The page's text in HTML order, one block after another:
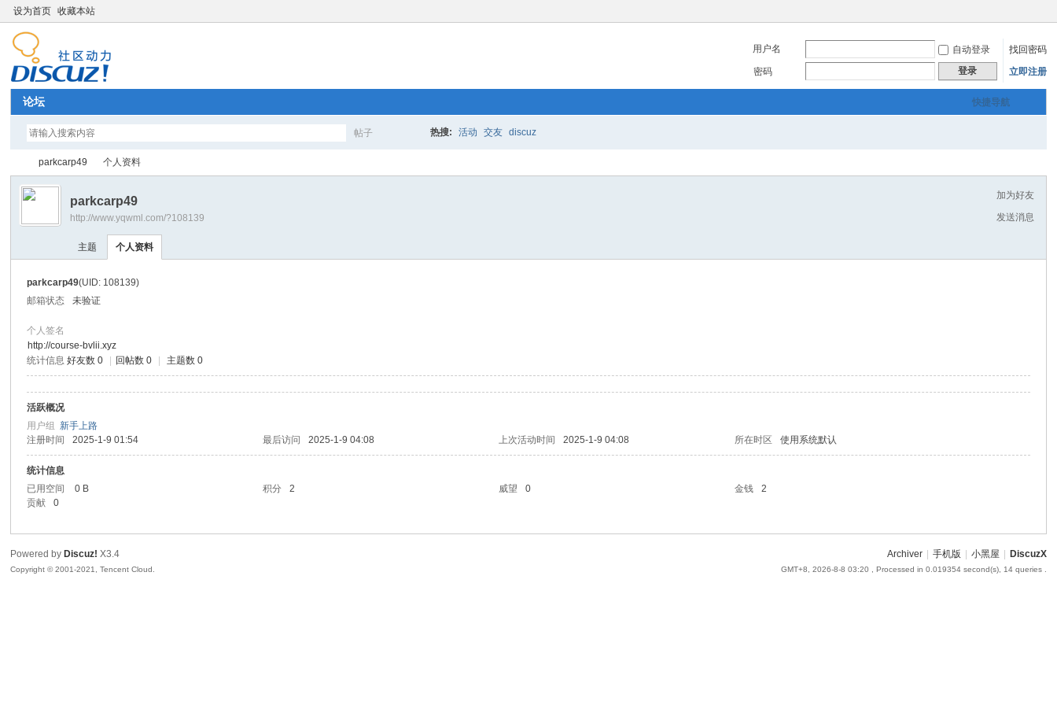
设为首页 收藏本站
用户名 自动登录
找回密码
密码
登录 立即注册
快捷导航
论坛
帖子 热搜: 活动 交友 discuz
›
parkcarp49 个人资料
加为好友
发送消息
parkcarp49
http://www.yqwml.com/?108139
主题 个人资料
parkcarp49(UID: 108139)
邮箱状态
未验证
个人签名
http://course-bvlii.xyz
统计信息 好友数 0 回帖数 0 主题数 0
活跃概况
用户组新手上路
注册时间
2025-1-9 01:54 最后访问 2025-1-9 04:08 上次活动时间 2025-1-9 04:08 所在时区 使用系统默认
统计信息
已用空间
0 B 积分 2 威望 0 金钱
2
贡献
0
Archiver 手机版 小黑屋 DiscuzX
GMT+8, 2026-8-8 03:20 , Processed in 0.019354 second(s), 14 queries .
Powered by Discuz! X3.4
Copyright © 2001-2021, Tencent Cloud.